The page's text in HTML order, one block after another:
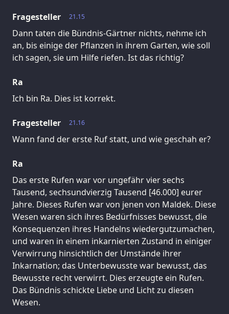
21.15
Fragesteller
Dann taten die Bündnis-Gärtner nichts, nehme ich
an, bis einige der Pflanzen in ihrem Garten, wie soll
ich sagen, sie um Hilfe riefen. Ist das richtig?
Ra
Ich bin Ra. Dies ist korrekt.
21.16
Fragesteller
Wann fand der erste Ruf statt, und wie geschah er?
Ra
Das erste Rufen war vor ungefähr vier sechs
Tausend, sechsundvierzig Tausend [46.000] eurer
Jahre. Dieses Rufen war von jenen von Maldek. Diese
Wesen waren sich ihres Bedürfnisses bewusst, die
Konsequenzen ihres Handelns wiedergutzumachen,
und waren in einem inkarnierten Zustand in einiger
Verwirrung hinsichtlich der Umstände ihrer
Inkarnation; das Unterbewusste war bewusst, das
Bewusste recht verwirrt. Dies erzeugte ein Rufen.
Das Bündnis schickte Liebe und Licht zu diesen
Wesen.